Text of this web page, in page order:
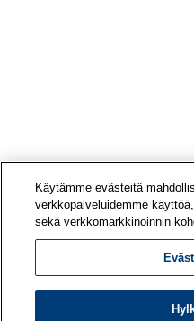
Käytämme evästeitä
verkkopalveluidemme
sekä verkkomarkkinoinnin